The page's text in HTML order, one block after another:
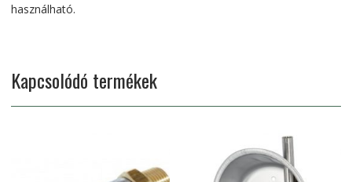
használható.
Kapcsolódó termékek